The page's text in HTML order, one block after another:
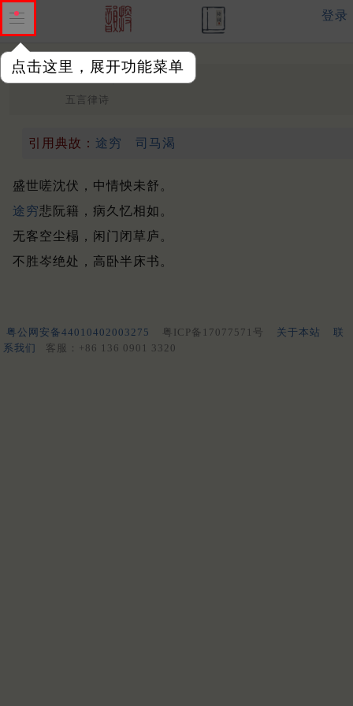
点击这里，展开功能菜单
登录
有感 唐 ·牟融
五言律诗
引用典故： 途穷 司马渴
盛世嗟沈伏，中情怏未舒。
途穷悲阮籍，病久忆相如。
无客空尘榻，闲门闭草庐。
不胜岑绝处，高卧半床书。
粤公网安备44010402003275 粤ICP备17077571号 关于本站
联
系我们
客服：+86 136 0901 3320